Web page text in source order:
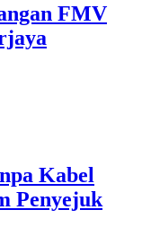
FMV
Kabel
Penyejuk